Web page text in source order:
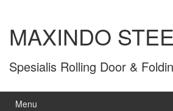
MAXINDO
Spesialis Rolling Door &
Menu